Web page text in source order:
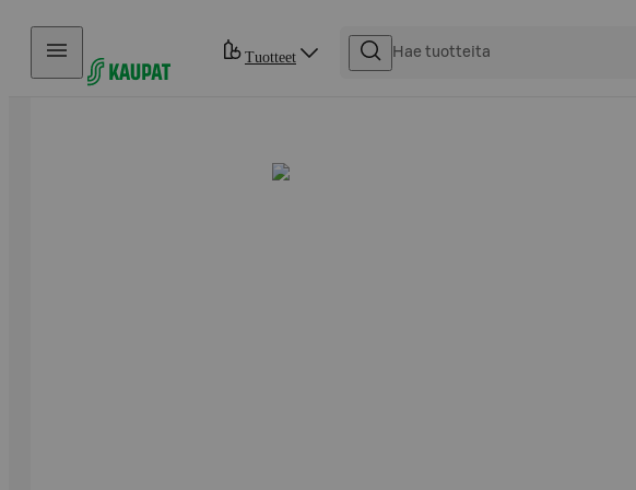
Hyppää sisältöön
Tuotteet